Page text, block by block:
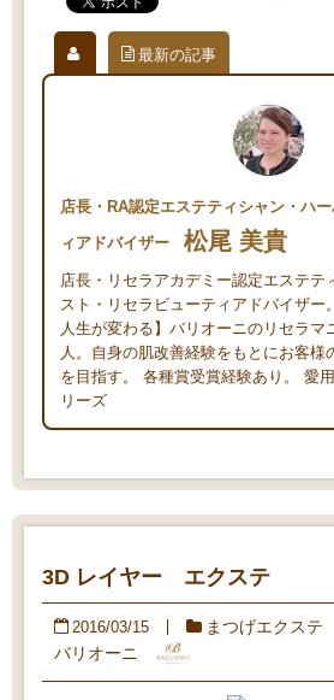
最新の記事
店長・RA認定エステティシャン・ハ
ィアドバイザー
松尾 美貴
店長・リセラアカデミー認定エステテ
スト・リセラビューティアドバイザー
人生が変わる】バリオーニのリセラマ
人。自身の肌改善経験をもとにお客様
を目指す。 各種賞受賞経験あり。 愛
リーズ
3D レイヤー エクステ
2016/03/15
まつげエクステ
バリオーニ